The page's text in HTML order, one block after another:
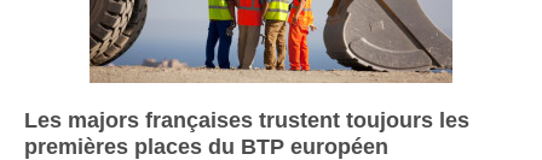
Les majors françaises trustent toujours les
premières places du BTP européen